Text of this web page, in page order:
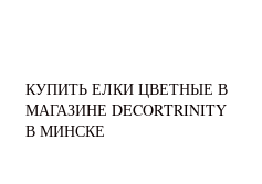
КУПИТЬ ЕЛКИ ЦВЕТНЫЕ В
МАГАЗИНЕ DECORTRINITY
В МИНСКЕ